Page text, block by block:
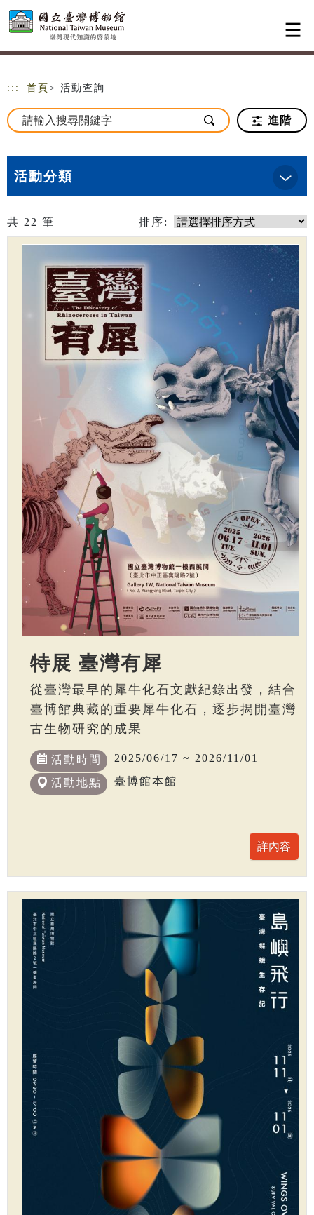
跳到主要內容
網站導覽
::: 首頁 > 活動查詢
進階
活動分類
共 22 筆 排序:
特展 臺灣有犀
從臺灣最早的犀牛化石文獻紀錄出發，結合
臺博館典藏的重要犀牛化石，逐步揭開臺灣
古生物研究的成果
活動時間 2025/06/17 ~ 2026/11/01
活動地點 臺博館本館